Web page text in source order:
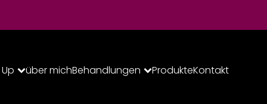
über michBehandlungen ProdukteKontakt